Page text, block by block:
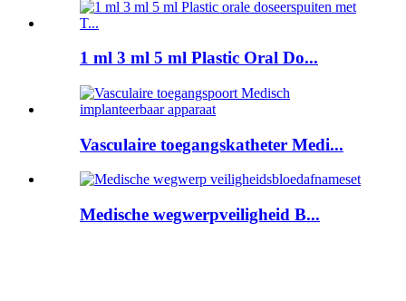
1 ml 3 ml 5 ml Plastic Oral Do...
Vasculaire toegangskatheter Medi...
Medische wegwerpveiligheid B...